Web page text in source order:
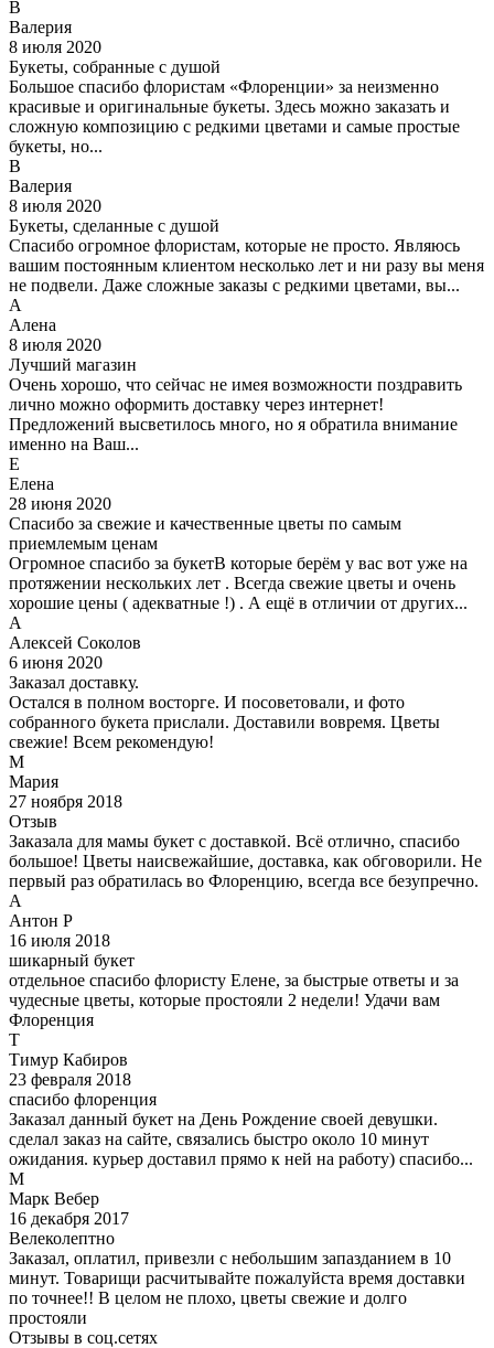
В
Валерия
8 июля 2020
Букеты, собранные с душой
Большое спасибо флористам «Флоренции» за неизменно
красивые и оригинальные букеты. Здесь можно заказать и
сложную композицию с редкими цветами и самые простые
букеты, но...
В
Валерия
8 июля 2020
Букеты, сделанные с душой
Спасибо огромное флористам, которые не просто. Являюсь
вашим постоянным клиентом несколько лет и ни разу вы меня
не подвели. Даже сложные заказы с редкими цветами, вы...
А
Алена
8 июля 2020
Лучший магазин
Очень хорошо, что сейчас не имея возможности поздравить
лично можно оформить доставку через интернет!
Предложений высветилось много, но я обратила внимание
именно на Ваш...
Е
Елена
28 июня 2020
Спасибо за свежие и качественные цветы по самым
приемлемым ценам
Огромное спасибо за букетВ которые берём у вас вот уже на
протяжении нескольких лет . Всегда свежие цветы и очень
хорошие цены ( адекватные !) . А ещё в отличии от других...
А
Алексей Соколов
6 июня 2020
Заказал доставку.
Остался в полном восторге. И посоветовали, и фото
собранного букета прислали. Доставили вовремя. Цветы
свежие! Всем рекомендую!
М
Мария
27 ноября 2018
Отзыв
Заказала для мамы букет с доставкой. Всё отлично, спасибо
большое! Цветы наисвежайшие, доставка, как обговорили. Не
первый раз обратилась во Флоренцию, всегда все безупречно.
А
Антон Р
16 июля 2018
шикарный букет
отдельное спасибо флористу Елене, за быстрые ответы и за
чудесные цветы, которые простояли 2 недели! Удачи вам
Флоренция
Т
Тимур Кабиров
23 февраля 2018
спасибо флоренция
Заказал данный букет на День Рождение своей девушки.
сделал заказ на сайте, связались быстро около 10 минут
ожидания. курьер доставил прямо к ней на работу) спасибо...
М
Марк Вебер
16 декабря 2017
Велеколептно
Заказал, оплатил, привезли с небольшим запазданием в 10
минут. Товарищи расчитывайте пожалуйста время доставки
по точнее!! В целом не плохо, цветы свежие и долго
простояли
Отзывы в соц.сетях